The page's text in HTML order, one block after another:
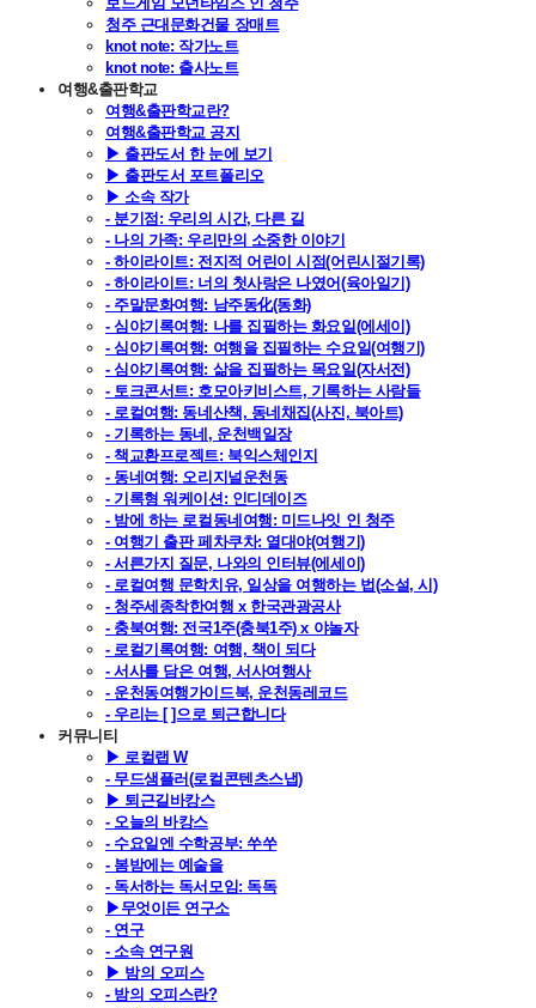
청주 근대문화건물 장매트
knot note: 작가노트
knot note: 출사노트
여행&출판학교
여행&출판학교란?
여행&출판학교 공지
▶ 출판도서 한 눈에 보기
▶ 출판도서 포트폴리오
▶ 소속 작가
- 분기점: 우리의 시간, 다른 길
- 나의 가족: 우리만의 소중한 이야기
- 하이라이트: 전지적 어린이 시점(어린시절기록)
- 하이라이트: 너의 첫사랑은 나였어(육아일기)
- 주말문화여행: 남주동化(동화)
- 심야기록여행: 나를 집필하는 화요일(에세이)
- 심야기록여행: 여행을 집필하는 수요일(여행기)
- 심야기록여행: 삶을 집필하는 목요일(자서전)
- 토크콘서트: 호모아키비스트, 기록하는 사람들
- 로컬여행: 동네산책, 동네채집(사진, 북아트)
- 기록하는 동네, 운천백일장
- 책교환프로젝트: 북익스체인지
- 동네여행: 오리지널운천동
- 기록형 워케이션: 인디데이즈
- 밤에 하는 로컬동네여행: 미드나잇 인 청주
- 여행기 출판 페차쿠차: 열대야(여행기)
- 서른가지 질문, 나와의 인터뷰(에세이)
- 로컬여행 문학치유, 일상을 여행하는 법(소설, 시)
- 청주세종착한여행 x 한국관광공사
- 충북여행: 전국1주(충북1주) x 야놀자
- 로컬기록여행: 여행, 책이 되다
- 서사를 담은 여행, 서사여행사
- 운천동여행가이드북, 운천동레코드
- 우리는 [ ]으로 퇴근합니다
커뮤니티
▶ 로컬랩 W
- 무드샘플러(로컬콘텐츠스냅)
▶ 퇴근길바캉스
- 오늘의 바캉스
- 수요일엔 수학공부: 쑤쑤
- 봄밤에는 예술을
- 독서하는 독서모임: 독독
▶무엇이든 연구소
- 연구
- 소속 연구원
▶ 밤의 오피스
- 밤의 오피스란?